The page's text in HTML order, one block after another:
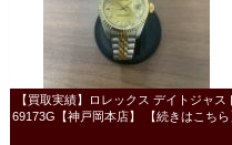
【買取実績】ロレックス デイトジャス
69173G【神戸岡本店】 【続きはこちら